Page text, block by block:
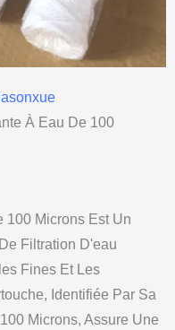
À Eau De 100
100 Microns Est Un
Filtration D'eau
Fines Et Les
Identifiée Par Sa
Microns, Assure Une